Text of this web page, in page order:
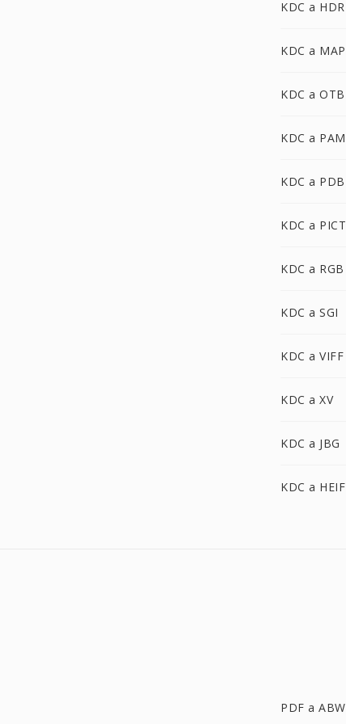
KDC a HDR
KDC a MAP
KDC a OTB
KDC a PAM
KDC a PDB
KDC a PICT
KDC a RGB
KDC a SGI
KDC a VIFF
KDC a XV
KDC a JBG
KDC a HEIF
PDF a ABW